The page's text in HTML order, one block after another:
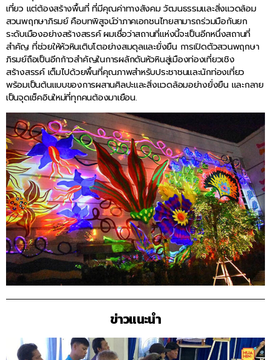
เที่ยว แต่ต้องสร้างพื้นที่ ที่มีคุณค่าทางสังคม วัฒนธรรมและสิ่งแวดล้อม
สวนพฤกษาภิรมย์ คือบทพิสูจน์ว่าภาคเอกชนไทยสามารถร่วมมือกันยก
ระดับเมืองอย่างสร้างสรรค์ ผมเชื่อว่าสถานที่แห่งนี้จะเป็นอีกหนึ่งสถานที่
สำคัญ ที่ช่วยให้หัวหินเติบโตอย่างสมดุลและยั่งยืน การเปิดตัวสวนพฤกษา
ภิรมย์ถือเป็นอีกก้าวสำคัญในการผลักดันหัวหินสู่เมืองท่องเที่ยวเชิง
สร้างสรรค์ เต็มไปด้วยพื้นที่คุณภาพสำหรับประชาชนและนักท่องเที่ยว
พร้อมเป็นต้นแบบของการผสานศิลปะและสิ่งแวดล้อมอย่างยั่งยืน และกลาย
เป็นจุดเช็คอินใหม่ที่ทุกคนต้องมาเยือน.
ข่าวแนะนำ